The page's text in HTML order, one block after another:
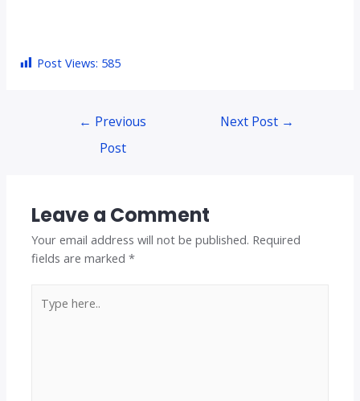
Post Views: 585
← Previous
Post
Next Post →
Leave a Comment
Your email address will not be published. Required
fields are marked*
here..